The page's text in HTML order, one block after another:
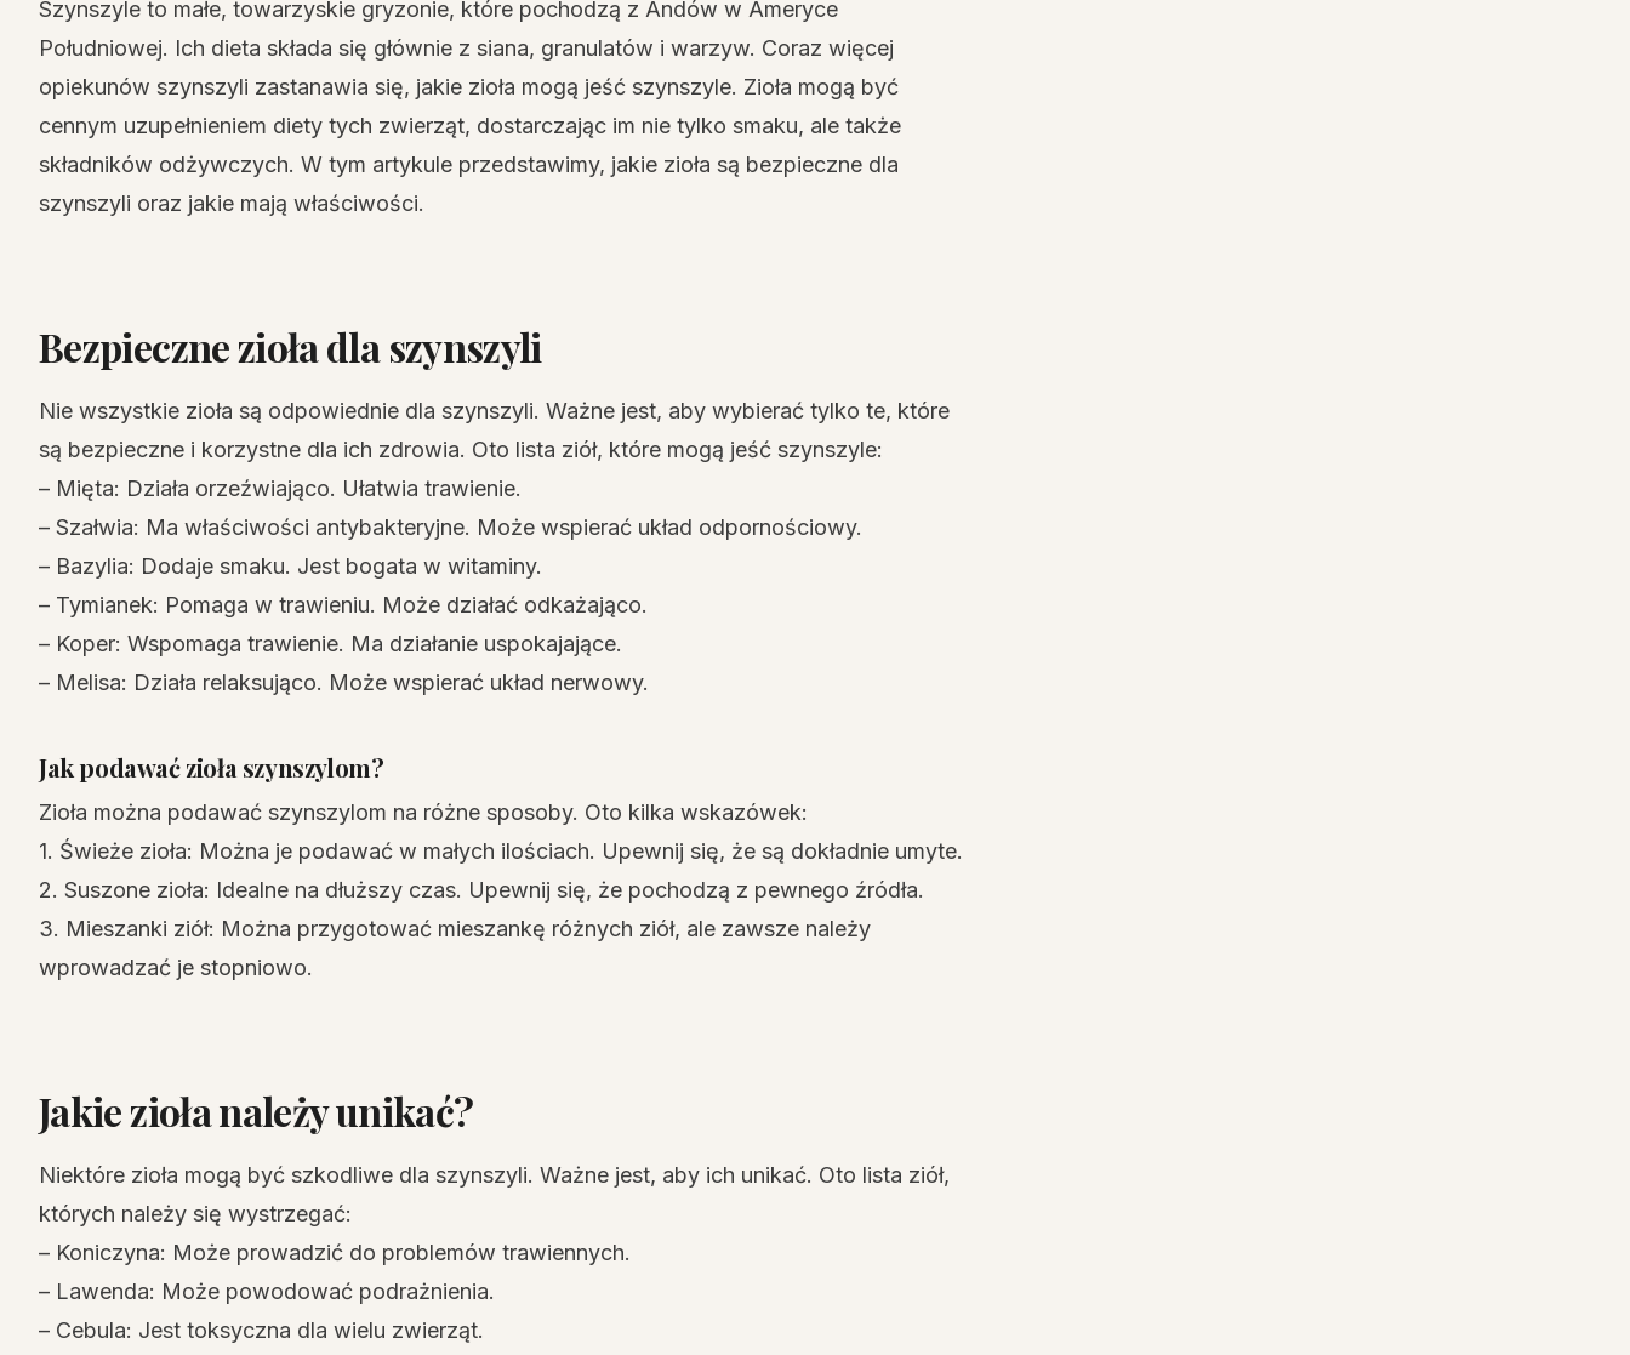
Szynszyle to małe, towarzyskie gryzonie, które pochodzą z Andów w Ameryce
Południowej. Ich dieta składa się głównie z siana, granulatów i warzyw. Coraz więcej
opiekunów szynszyli zastanawia się, jakie zioła mogą jeść szynszyle. Zioła mogą być
cennym uzupełnieniem diety tych zwierząt, dostarczając im nie tylko smaku, ale także
składników odżywczych. W tym artykule przedstawimy, jakie zioła są bezpieczne dla
szynszyli oraz jakie mają właściwości.
Bezpieczne zioła dla szynszyli
Nie wszystkie zioła są odpowiednie dla szynszyli. Ważne jest, aby wybierać tylko te, które
są bezpieczne i korzystne dla ich zdrowia. Oto lista ziół, które mogą jeść szynszyle:
– Mięta: Działa orzeźwiająco. Ułatwia trawienie.
– Szałwia: Ma właściwości antybakteryjne. Może wspierać układ odpornościowy.
– Bazylia: Dodaje smaku. Jest bogata w witaminy.
– Tymianek: Pomaga w trawieniu. Może działać odkażająco.
– Koper: Wspomaga trawienie. Ma działanie uspokajające.
– Melisa: Działa relaksująco. Może wspierać układ nerwowy.
Jak podawać zioła szynszylom?
Zioła można podawać szynszylom na różne sposoby. Oto kilka wskazówek:
1. Świeże zioła: Można je podawać w małych ilościach. Upewnij się, że są dokładnie umyte.
2. Suszone zioła: Idealne na dłuższy czas. Upewnij się, że pochodzą z pewnego źródła.
3. Mieszanki ziół: Można przygotować mieszankę różnych ziół, ale zawsze należy
wprowadzać je stopniowo.
Jakie zioła należy unikać?
Niektóre zioła mogą być szkodliwe dla szynszyli. Ważne jest, aby ich unikać. Oto lista ziół,
których należy się wystrzegać:
– Koniczyna: Może prowadzić do problemów trawiennych.
– Lawenda: Może powodować podrażnienia.
– Cebula: Jest toksyczna dla wielu zwierząt.